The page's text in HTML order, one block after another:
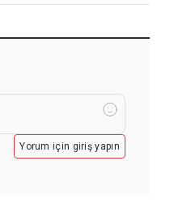
Yorum için giriş yapın